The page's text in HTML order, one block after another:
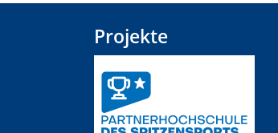
Projekte